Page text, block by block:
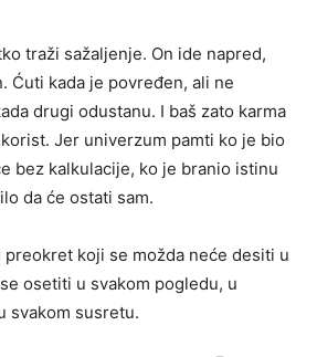
traži sažaljenje. On ide napred,
Ćuti kada je povređen, ali ne
drugi odustanu. I baš zato karma
Jer univerzum pamti ko je bio
bez kalkulacije, ko je branio istinu
da će ostati sam.
preokret koji se možda neće desiti u
osetiti u svakom pogledu, u
svakom susretu.